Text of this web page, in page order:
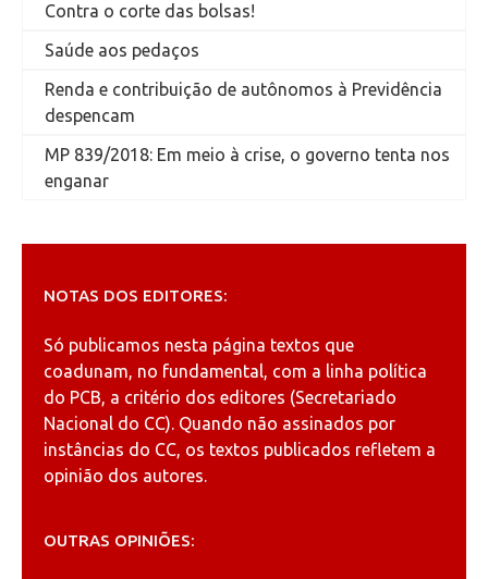
Contra o corte das bolsas!
Saúde aos pedaços
Renda e contribuição de autônomos à Previdência
despencam
MP 839/2018: Em meio à crise, o governo tenta nos
enganar
NOTAS DOS EDITORES:
Só publicamos nesta página textos que
coadunam, no fundamental, com a linha política
do PCB, a critério dos editores (Secretariado
Nacional do CC). Quando não assinados por
instâncias do CC, os textos publicados refletem a
opinião dos autores.
OUTRAS OPINIÕES: